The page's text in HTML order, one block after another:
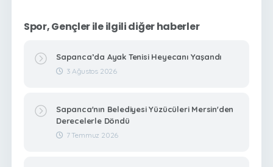
Spor, Gençler ile ilgili diğer haberler
Sapanca’da Ayak Tenisi Heyecanı Yaşandı
3 Ağustos 2026
Sapanca'nın Belediyesi Yüzücüleri Mersin'den
Derecelerle Döndü
7 Temmuz 2026